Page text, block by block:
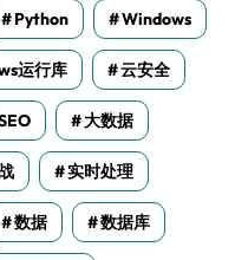
Python Windows
运行库 云安全
大数据
实时处理
数据 数据库